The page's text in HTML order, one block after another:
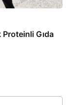
Proteinli Gıda